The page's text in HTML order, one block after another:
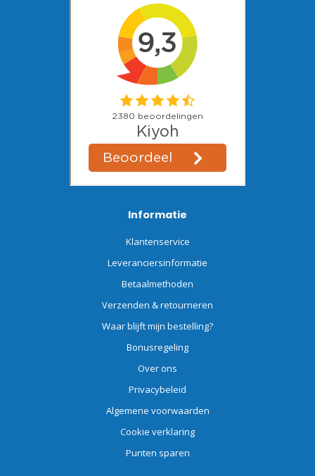
Informatie
Klantenservice
Leveranciersinformatie
Betaalmethoden
Verzenden & retourneren
Waar blijft mijn bestelling?
Bonusregeling
Over ons
Privacybeleid
Algemene voorwaarden
Cookie verklaring
Punten sparen